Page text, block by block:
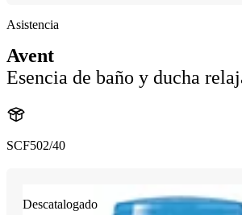
Asistencia
Avent
Esencia de baño y ducha
SCF502/40
Descatalogado